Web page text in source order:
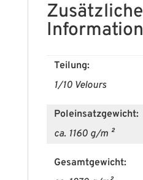
Zusätzliche
Information
Teilung:
1/10 Velours
Poleinsatzgewicht:
ca. 1160 g/m ²
Gesamtgewicht: